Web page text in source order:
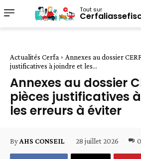
Tout sur
Actualités Cerfa
Annexes au dossier
justificatives à joindre et les...
Annexes au dossier
pièces justificatives
les erreurs à éviter
ByAHS CONSEIL 28 juillet 2026 0